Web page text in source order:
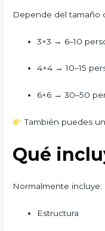
Depende del tamaño
3×3 → 6–10
4×4 → 10–15
6×6 → 30–50
También puedes
Qué
Normalmente incluye:
Estructura